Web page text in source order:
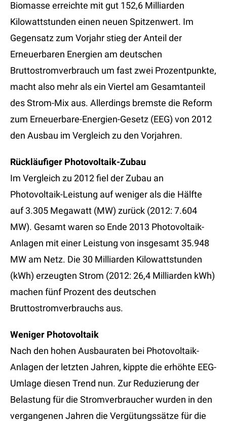
Biomasse erreichte mit gut 152,6 Milliarden
Kilowattstunden einen neuen Spitzenwert. Im
Gegensatz zum Vorjahr stieg der Anteil der
Erneuerbaren Energien am deutschen
Bruttostromverbrauch um fast zwei Prozentpunkte,
macht also mehr als ein Viertel am Gesamtanteil
des Strom-Mix aus. Allerdings bremste die Reform
zum Erneuerbare-Energien-Gesetz (EEG) von 2012
den Ausbau im Vergleich zu den Vorjahren.
Rückläufiger Photovoltaik-Zubau
Im Vergleich zu 2012 fiel der Zubau an
Photovoltaik-Leistung auf weniger als die Hälfte
auf 3.305 Megawatt (MW) zurück (2012: 7.604
MW). Gesamt waren so Ende 2013 Photovoltaik-
Anlagen mit einer Leistung von insgesamt 35.948
MW am Netz. Die 30 Milliarden Kilowattstunden
(kWh) erzeugten Strom (2012: 26,4 Milliarden kWh)
machen fünf Prozent des deutschen
Bruttostromverbrauchs aus.
Weniger Photovoltaik
Nach den hohen Ausbauraten bei Photovoltaik-
Anlagen der letzten Jahren, kippte die erhöhte EEG-
Umlage diesen Trend nun. Zur Reduzierung der
Belastung für die Stromverbraucher wurden in den
vergangenen Jahren die Vergütungssätze für die